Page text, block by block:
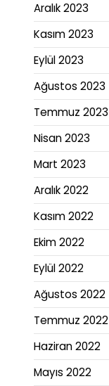
Aralık 2023
Kasım 2023
Eylül 2023
Ağustos 2023
Temmuz 2023
Nisan 2023
Mart 2023
Aralık 2022
Kasım 2022
Ekim 2022
Eylül 2022
Ağustos 2022
Temmuz 2022
Haziran 2022
Mayıs 2022